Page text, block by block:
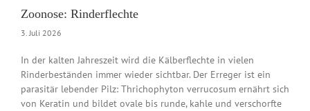
Zoonose: Rinderflechte
3. Juli 2026
In der kalten Jahreszeit wird die Kälberflechte in vielen
Rinderbeständen immer wieder sichtbar. Der Erreger ist ein
parasitär lebender Pilz: Thrichophyton verrucosum ernährt sich
von Keratin und bildet ovale bis runde, kahle und verschorfte